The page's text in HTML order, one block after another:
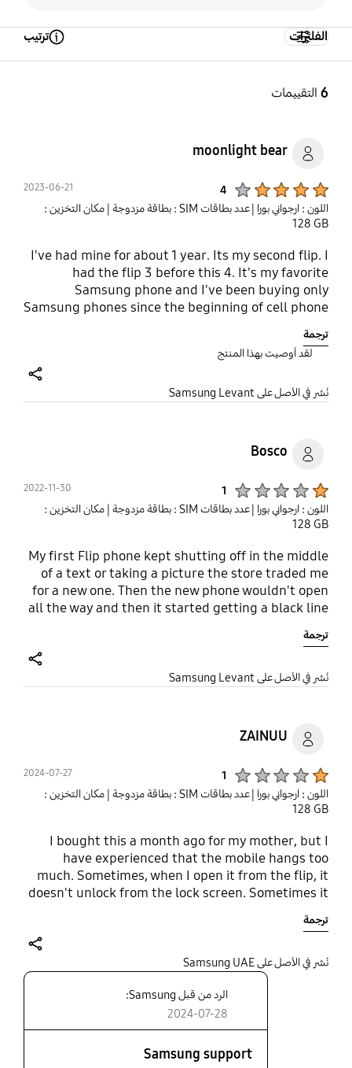
6التقييمات
الفلترات ترتيب
moonlight bear
4
2023-06-21
اللون : ارجواني بورا | عدد بطاقات SIM : بطاقة مزدوجة
| مكان التخزين :
‎‎128 GB‎‎
I've had mine for about 1 year. Its my second flip. I
had the flip 3 before this 4. It's my favorite
Samsung phone and I've been buying only
Samsung phones since the beginning of cell phone
to take as good of photos as a few other Samsungs
Ive had although still amazing quality. The center
moderate use and I take very good care. I'm
warranty for this because one year is just not good
enough considering price. I hope that Samsung
will fix this on the next one. I would purchase.
ترجمة
لقد أوصيت بهذا المنتج
نُشر في الأصل على Samsung Levant
Bosco
1
2022-11-30
اللون : ارجواني بورا | عدد بطاقات SIM : بطاقة مزدوجة
| مكان التخزين :
‎‎128 GB‎‎
My first Flip phone kept shutting off in the middle
of a text or taking a picture the store traded me
for a new one. Then the new phone wouldn't open
all the way and then it started getting a black line
all my stuff I mean all my stuff. I took it back and
ترجمة
نُشر في الأصل على Samsung Levant
ZAINUU
1
2024-07-27
اللون : ارجواني بورا | عدد بطاقات SIM : بطاقة مزدوجة
| مكان التخزين :
‎‎128 GB‎‎
I bought this a month ago for my mother, but I
have experienced that the mobile hangs too
much. Sometimes, when I open it from the flip, it
doesn't unlock from the lock screen. Sometimes it
to calls. I am very disappointed.
ترجمة
نُشر في الأصل على Samsung UAE
الرد من قبل Samsung:
2024-07-28
Samsung support